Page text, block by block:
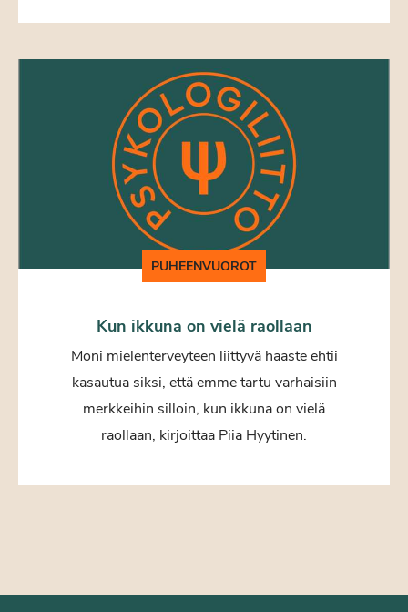
PUHEENVUOROT
Kun ikkuna on vielä raollaan
Moni mielenterveyteen liittyvä haaste ehtii
kasautua siksi, että emme tartu varhaisiin
merkkeihin silloin, kun ikkuna on vielä
raollaan, kirjoittaa Piia Hyytinen.